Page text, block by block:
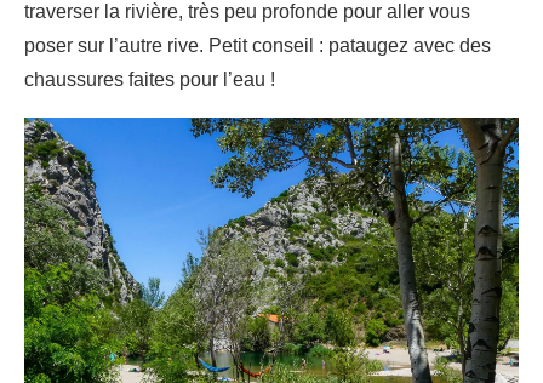
traverser la rivière, très peu profonde pour aller vous
poser sur l’autre rive. Petit conseil : pataugez avec des
chaussures faites pour l’eau !